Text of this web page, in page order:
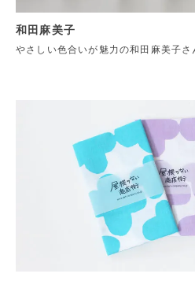
和田麻美子
やさしい色合いが魅力の和田麻美子さ